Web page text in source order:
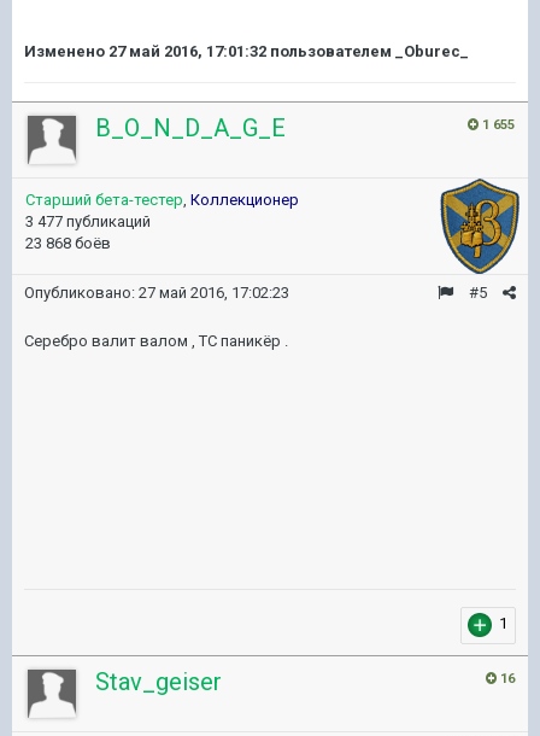
Изменено 27 май 2016, 17:01:32 пользователем _Oburec_
1 655
B_O_N_D_A_G_E
Старший бета-тестер Коллекционер
3 477 публикаций
23 868 боёв
#5
Опубликовано: 27 май 2016, 17:02:23
Серебро валит валом , ТС паникёр .
1
16
Stav_geiser